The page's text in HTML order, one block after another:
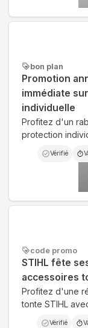
bon plan
Promotion
immédiate
individuelle
Profitez d'un
protection
Vérifié
code promo
STIHL fête
accessoires
Profitez d'une
tonte STIHL
Vérifié